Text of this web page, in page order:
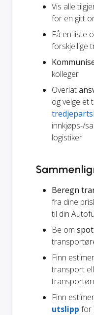
Vis alle
for en gitt
Få en liste
forskjellige
kolleger
Overlat
og velge et
innkjøps-/
logistiker
Beregn
fra dine
til din
Be om
Finn
transport
Finn
utslipp for